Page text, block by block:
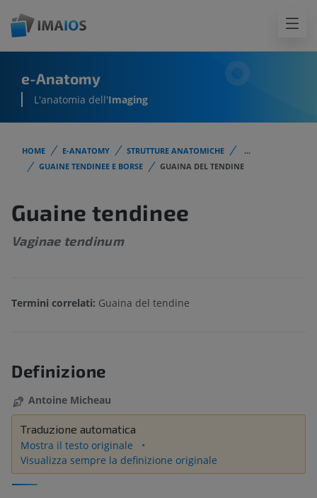
e-Anatomy
L'anatomia dell'Imaging
HOME E-ANATOMY STRUTTURE ANATOMICHE
...
GUAINE TENDINEE E BORSE
GUAINA DEL TENDINE
Guaine tendinee
Vaginae tendinum
Termini correlati: Guaina del tendine
Definizione
Antoine Micheau
Traduzione automatica
Mostra il testo originale
Visualizza sempre la definizione originale